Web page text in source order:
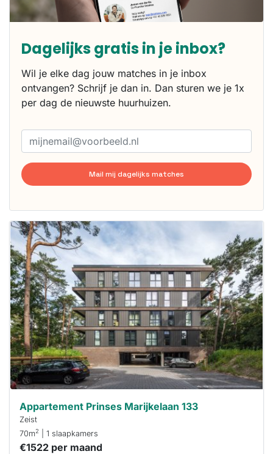
Dagelijks gratis in je inbox?
Wil je elke dag jouw matches in je inbox
ontvangen? Schrijf je dan in. Dan sturen we je 1x
per dag de nieuwste huurhuizen.
Mail mij dagelijks matches
Deze woning
is
waarschijnlijk
al verhuurd
Om kans te
maken moet je
binnen 15
minuten
reageren.
Stekkies helpt
je hierbij!
Appartement Prinses Marijkelaan 133
Zeist
70m2 | 1 slaapkamers
€1522 per maand